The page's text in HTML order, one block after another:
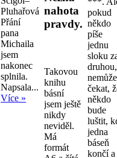
Pluhařová
Přání
pana
Michaila
jsem
nakonec
splnila.
Napsala...
Více »
nahota
pravdy.
Takovou
knihu
básní
jsem ještě
nikdy
neviděl.
Má
formát
pokud
někdo
píše
jednu
sloku
druhou,
nemůže
čekat,
někdo
bude
luštit,
jedna
báseň
končí a